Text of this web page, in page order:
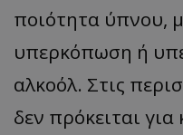
ποιότητα ύπνου,
υπερκόπωση ή
αλκοόλ. Στις
δεν πρόκειται για